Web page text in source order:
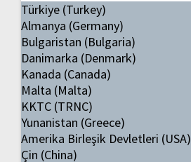
Türkiye (Turkey)
Almanya (Germany)
Bulgaristan (Bulgaria)
Danimarka (Denmark)
Kanada (Canada)
Malta (Malta)
KKTC (TRNC)
Yunanistan (Greece)
Amerika Birleşik Devletleri (USA)
Çin (China)